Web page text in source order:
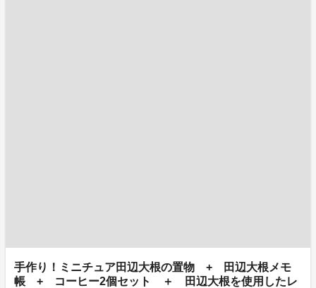
手作り！ミニチュア田辺大根の置物 + 田辺大根メモ
帳 + コーヒー2個セット ＋ 田辺大根を使用したレ